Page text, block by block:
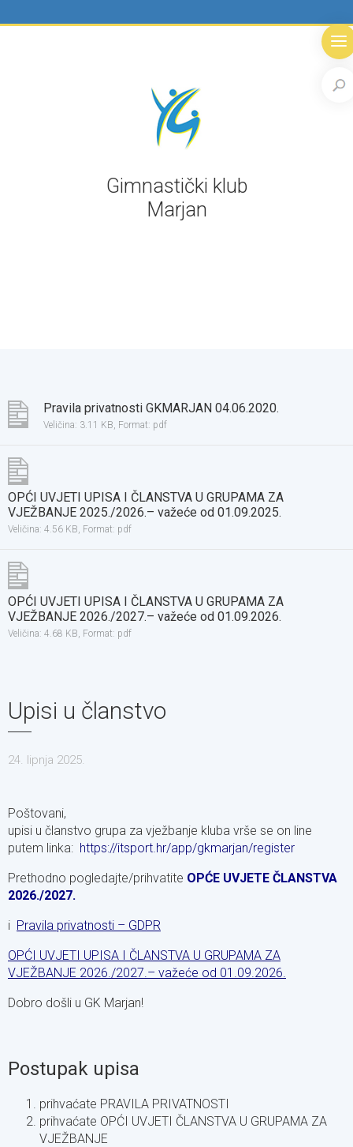
Gimnastički klub
Marjan
Pravila privatnosti GKMARJAN 04.06.2020.
Veličina: 3.11 KB, Format: pdf
OPĆI UVJETI UPISA I ČLANSTVA U GRUPAMA ZA
VJEŽBANJE 2025./2026.– važeće od 01.09.2025.
Veličina: 4.56 KB, Format: pdf
OPĆI UVJETI UPISA I ČLANSTVA U GRUPAMA ZA
VJEŽBANJE 2026./2027.– važeće od 01.09.2026.
Veličina: 4.68 KB, Format: pdf
Upisi u članstvo
24. lipnja 2025.
Poštovani,
upisi u članstvo grupa za vježbanje kluba vrše se on line
putem linka: https://itsport.hr/app/gkmarjan/register
Prethodno pogledajte/prihvatite OPĆE UVJETE ČLANSTVA
2026./2027.
i Pravila privatnosti – GDPR
OPĆI UVJETI UPISA I ČLANSTVA U GRUPAMA ZA
VJEŽBANJE 2026./2027.– važeće od 01.09.2026.
Dobro došli u GK Marjan!
Postupak upisa
prihvaćate PRAVILA PRIVATNOSTI
prihvaćate OPĆI UVJETI ČLANSTVA U GRUPAMA ZA
VJEŽBANJE